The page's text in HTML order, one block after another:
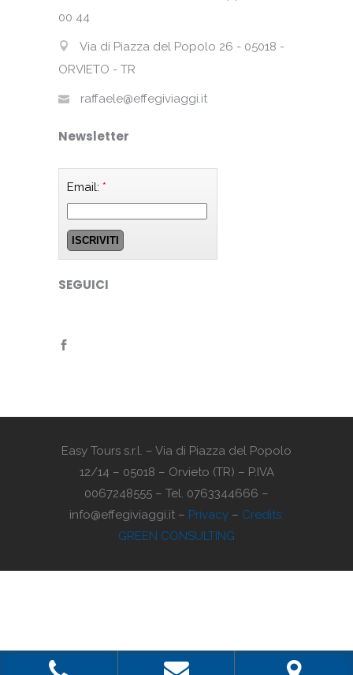
00 44
Via di Piazza del Popolo 26 - 05018 -
ORVIETO - TR
raffaele@effegiviaggi.it
Newsletter
Email: *
SEGUICI
Easy Tours s.r.l. – Via di Piazza del Popolo
12/14 – 05018 – Orvieto (TR) – P.IVA
0067248555 – Tel. 0763344666 –
info@effegiviaggi.it – Privacy – Credits:
GREEN CONSULTING